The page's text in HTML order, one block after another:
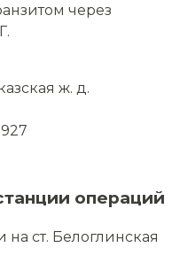
через
ж. д.
операций
ст. Белоглинская